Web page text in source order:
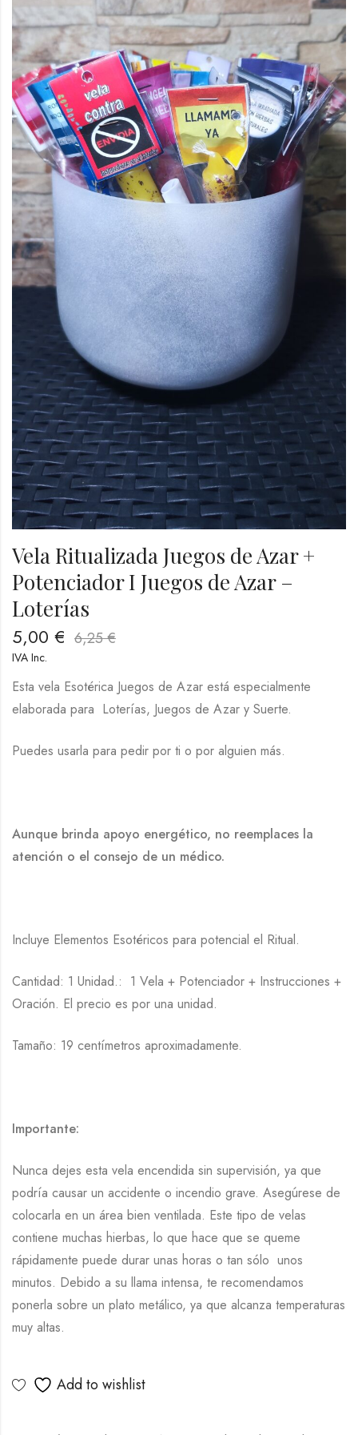
Vela Ritualizada Juegos de Azar +
Potenciador I Juegos de Azar –
Loterías
5,00 € 6,25€
IVA Inc.
Esta vela Esotérica Juegos de Azar está especialmente
elaborada para Loterías, Juegos de Azar y Suerte.
Puedes usarla para pedir por ti o por alguien más.
Aunque brinda apoyo energético, no reemplaces la
atención o el consejo de un médico.
Incluye Elementos Esotéricos para potencial el Ritual.
Cantidad: 1 Unidad.: 1 Vela + Potenciador + Instrucciones +
Oración. El precio es por una unidad.
Tamaño: 19 centímetros aproximadamente.
Importante:
Nunca dejes esta vela encendida sin supervisión, ya que
podría causar un accidente o incendio grave. Asegúrese de
colocarla en un área bien ventilada. Este tipo de velas
contiene muchas hierbas, lo que hace que se queme
rápidamente puede durar unas horas o tan sólo unos
minutos. Debido a su llama intensa, te recomendamos
ponerla sobre un plato metálico, ya que alcanza temperaturas
muy altas.
Add to wishlist